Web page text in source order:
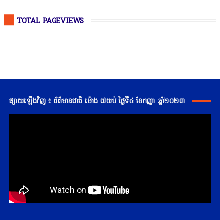
TOTAL PAGEVIEWS
ផ្សាយឡើងវិញ ៖ ព័ត៌មានជាតិ ម៉ោង ៧យប់ ថ្ងៃទី៤ ខែកញ្ញា ឆ្នាំ២០២៣